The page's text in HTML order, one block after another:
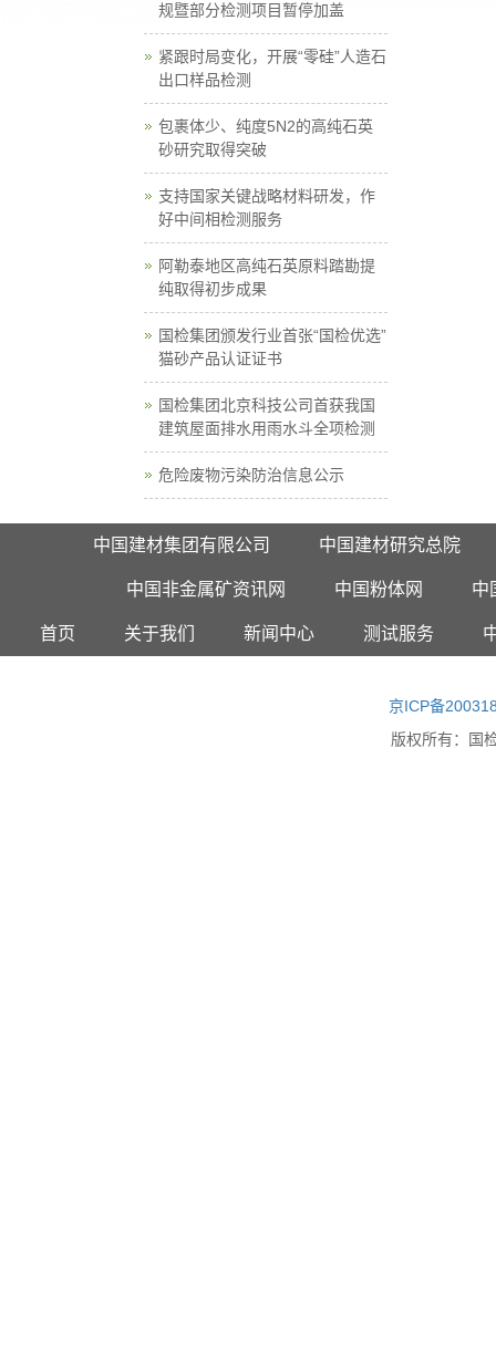
规暨部分检测项目暂停加盖
紧跟时局变化，开展“零硅”人造石
出口样品检测
包裹体少、纯度5N2的高纯石英
砂研究取得突破
支持国家关键战略材料研发，作
好中间相检测服务
阿勒泰地区高纯石英原料踏勘提
纯取得初步成果
国检集团颁发行业首张“国检优选”
猫砂产品认证证书
国检集团北京科技公司首获我国
建筑屋面排水用雨水斗全项检测
危险废物污染防治信息公示
中国建材集团有限公司 中国建材研究总院
中国非金属矿资讯网 中国粉体网 中
首页 关于我们 新闻中心 测试服务
京ICP备
版权所有：
国